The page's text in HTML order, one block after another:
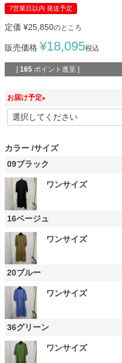
7営業日以内 発送予定
定価 ¥25,850のところ
販売価格 ¥18,095税込
[ 165 ポイント進呈 ]
お届け予定
(
必
)
カラー サイズ
09ブラック
ワンサイズ
16ベージュ
ワンサイズ
20ブルー
ワンサイズ
36グリーン
ワンサイズ